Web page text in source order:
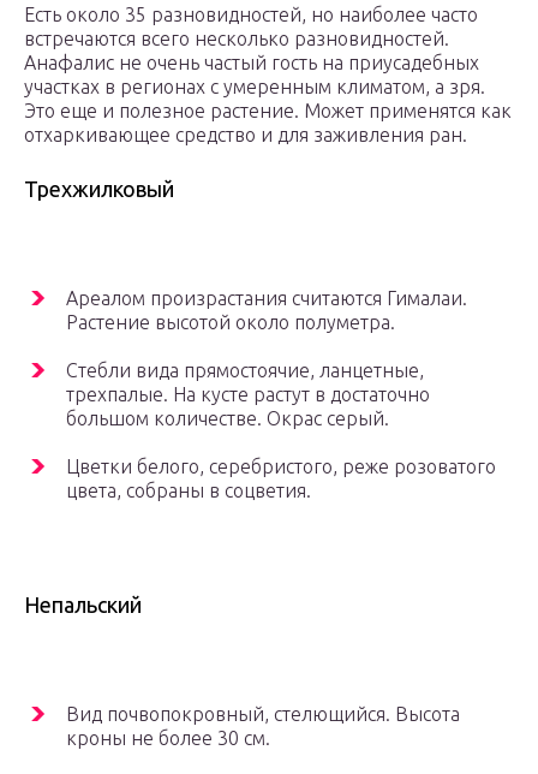
Есть около 35 разновидностей, но наиболее часто
встречаются всего несколько разновидностей.
Анафалис не очень частый гость на приусадебных
участках в регионах с умеренным климатом, а зря.
Это еще и полезное растение. Может применятся как
отхаркивающее средство и для заживления ран.
Трехжилковый
Ареалом произрастания считаются Гималаи.
Растение высотой около полуметра.
Стебли вида прямостоячие, ланцетные,
трехпалые. На кусте растут в достаточно
большом количестве. Окрас серый.
Цветки белого, серебристого, реже розоватого
цвета, собраны в соцветия.
Непальский
Вид почвопокровный, стелющийся. Высота
кроны не более 30 см.